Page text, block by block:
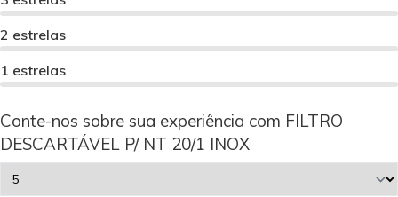
2 estrelas
1 estrelas
Conte-nos sobre sua experiência com FILTRO
DESCARTÁVEL P/ NT 20/1 INOX